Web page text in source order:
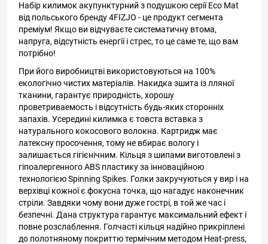
Набір килимок акупунктурний з подушкою серії Eco Mat
від польського бренду 4FIZJO - це продукт сегмента
преміум! Якщо ви відчуваєте систематичну втома,
напруга, відсутність енергії і стрес, то це саме те, що вам
потрібно!
При його виробництві використовуються на 100%
екологічно чистих матеріалів. Накидка зшита із лляної
тканини, гарантує природність, хорошу
проветриваемость і відсутність будь-яких сторонніх
запахів. Усередині килимка є товста вставка з
натурального кокосового волокна. Картридж має
латексну просочення, тому не вбирає вологу і
залишається гігієнічним. Кільця з шипами виготовлені з
гіпоалергенного ABS пластику за інноваційною
технологією Spinning Spikes. Голки закручуються у вир і на
верхівці кожної є фокусна точка, що нагадує наконечник
стріли. Завдяки чому вони дуже гострі, в той же час і
безпечні. Дана структура гарантує максимальний ефект і
повне розслаблення. Голчасті кільця надійно прикріплені
до полотняному покриттю термічним методом Heat-press,